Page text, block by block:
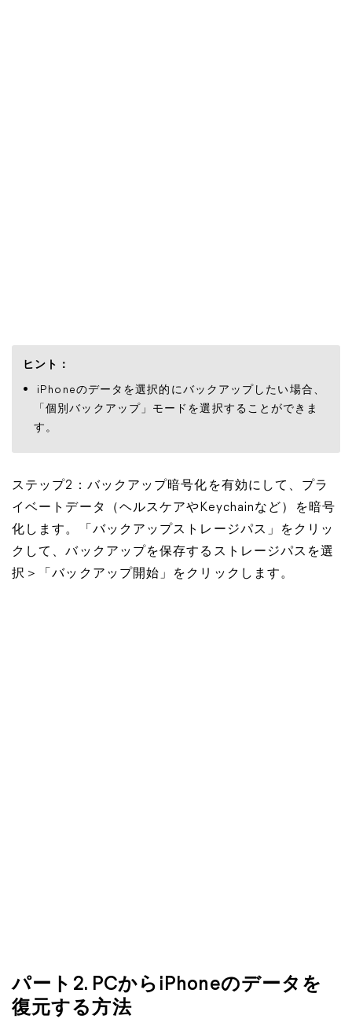
ヒント：
iPhoneのデータを選択的にバックアップしたい場合、
「個別バックアップ」モードを選択することができま
す。
ステップ2：バックアップ暗号化を有効にして、プラ
イベートデータ（ヘルスケアやKeychainなど）を暗号
化します。「バックアップストレージパス」をクリッ
クして、バックアップを保存するストレージパスを選
択＞「バックアップ開始」をクリックします。
パート2. PCからiPhoneのデータを
復元する方法